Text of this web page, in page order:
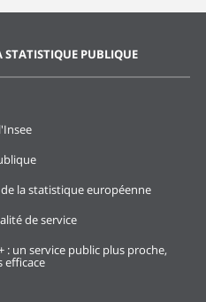
STATISTIQUE PUBLIQUE
la statistique européenne
de service
: un service public plus proche,
efficace